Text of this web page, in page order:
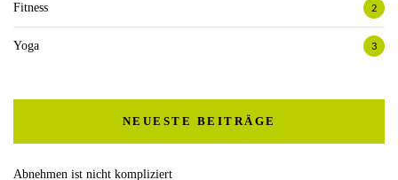
Fitness 2
Yoga 3
NEUESTE BEITRÄGE
Abnehmen ist nicht kompliziert